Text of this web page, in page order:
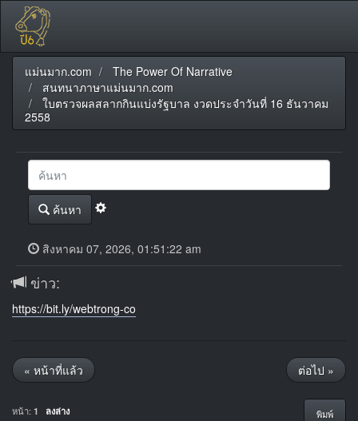
แม่นมาก.com
The Power Of Narrative
สนทนาภาษาแม่นมาก.com
ใบตรวจผลสลากกินแบ่งรัฐบาล งวดประจำวันที่ 16 ธันวาคม
2558
ค้นหา
สิงหาคม 07, 2026, 01:51:22 am
ข่าว:
https://bit.ly/webtrong-co
« หน้าที่แล้ว ต่อไป »
พิมพ์
หน้า: 1 ลงล่าง